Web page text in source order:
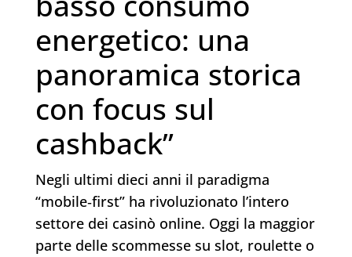
energetico: una
panoramica storica
con focus sul
cashback”
Negli ultimi dieci anni il paradigma
“mobile‑first” ha rivoluzionato l’intero
settore dei casinò online. Oggi la maggior
parte delle scommesse su slot, roulette o